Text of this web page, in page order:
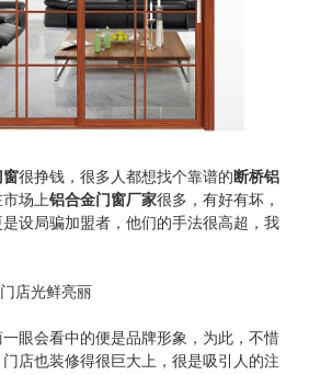
窗很挣钱，很多人都想找个靠谱的 断桥铝
场上铝合金门窗厂家很多，有好有坏，
设局骗加盟者，他们的手法很高超，我
店光鲜亮丽
眼会看中的便是品牌形象，为此，不惜
店也装修得很巨大上，很是吸引人的注